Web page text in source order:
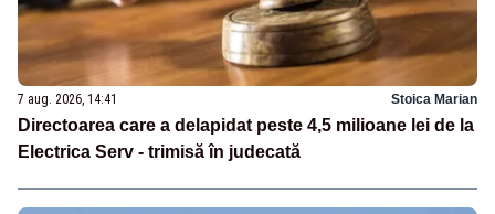
7 aug. 2026, 14:41 Stoica Marian
Directoarea care a delapidat peste 4,5 milioane lei de la
Electrica Serv - trimisă în judecată